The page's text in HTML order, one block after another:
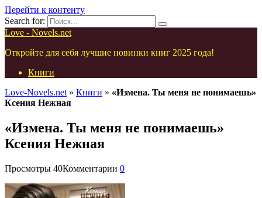
Перейти к контенту
Search for:
Love - Novels.net
Откройте для себя лучшие новинки книг 2025 года!
Книги
Love-Novels.net » Книги » «Измена. Ты меня не понимаешь»
Ксения Нежная
«Измена. Ты меня не понимаешь»
Ксения Нежная
Просмотры 40Комментарии 0